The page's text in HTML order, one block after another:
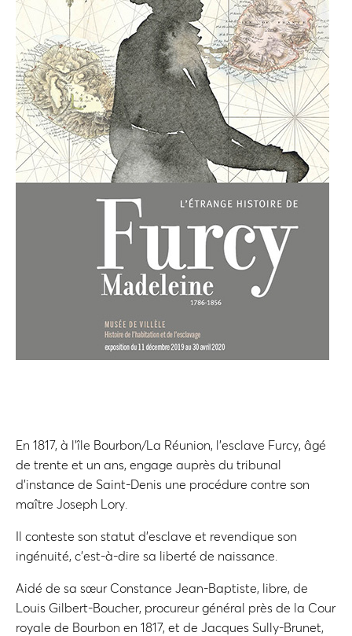
En 1817, à l’île Bourbon/La Réunion, l’esclave Furcy, âgé
de trente et un ans, engage auprès du tribunal
d’instance de Saint-Denis une procédure contre son
maître Joseph Lory.
Il conteste son statut d’esclave et revendique son
ingénuité, c’est-à-dire sa liberté de naissance.
Aidé de sa sœur Constance Jean-Baptiste, libre, de
Louis Gilbert-Boucher, procureur général près de la Cour
royale de Bourbon en 1817, et de Jacques Sully-Brunet,